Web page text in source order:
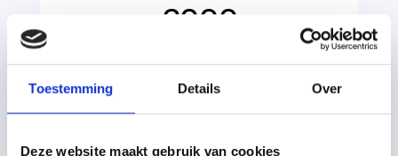
Toestemming Details Over
Deze website maakt gebruik van cookies
€000
Technische ondersteuning druk